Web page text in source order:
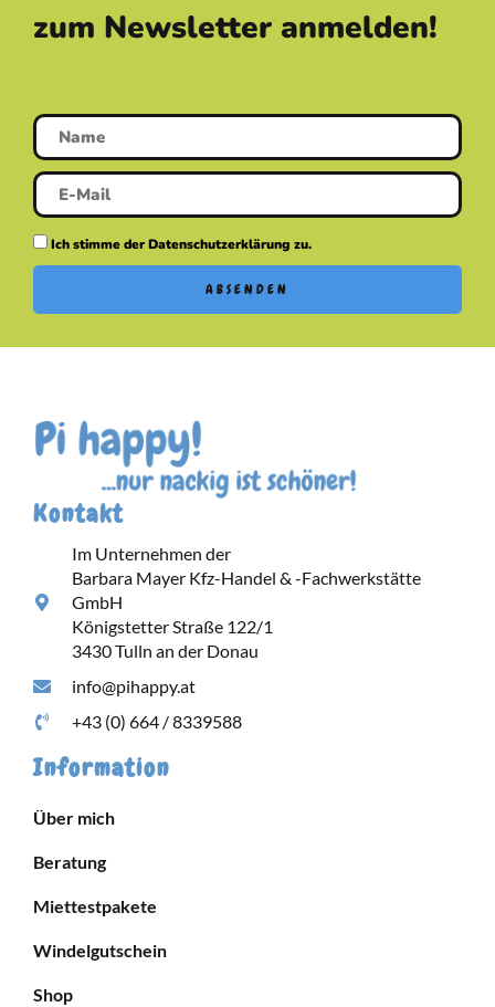
zum Newsletter anmelden!
Ich stimme der Datenschutzerklärung zu.
ABSENDEN
Kontakt
Im Unternehmen der
Barbara Mayer Kfz-Handel & -Fachwerkstätte
GmbH
Königstetter Straße 122/1
3430 Tulln an der Donau
info@pihappy.at
+43 (0) 664 / 8339588
Information
Über mich
Beratung
Miettestpakete
Windelgutschein
Shop